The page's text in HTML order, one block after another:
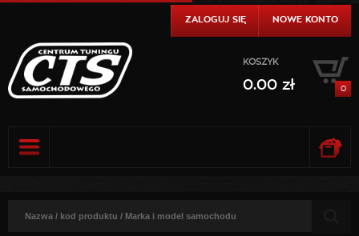
ZALOGUJ SIĘ NOWE KONTO
KOSZYK
0.00 zł 0